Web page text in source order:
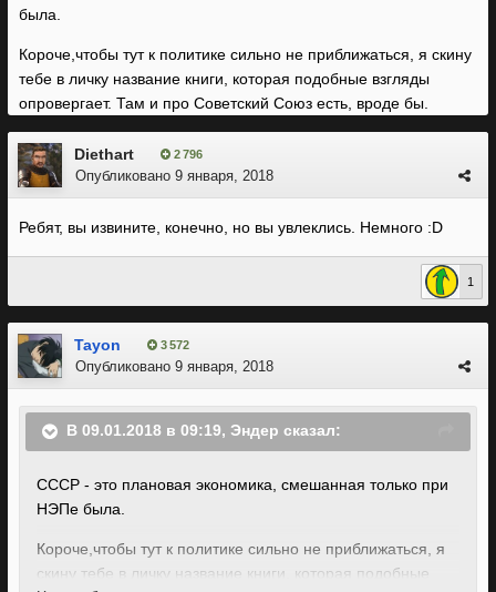
Да, конечно, потом эта самая смешанная экономика
определенном этапе (конкретно - когда гос-во в жопе и
всего едва хватает) она рулит, и рулит нехило. Новые
идеи она тормозит только в предпринимательской
сфере, Наука, если государство ее нормально курирует,
смешанной экономикой не замедляется.
Я не спорю, что там немало подводных камней, а когда
народ и государство достигают определенного уровня
негативном смысле), но считая ее вообще бесполезной
штукой, ты сильно ошибаешься. У нас тут исторический
пример есть, он не даст соврать.
была.
Короче,чтобы тут к политике сильно не приближаться, я скину
тебе в личку название книги, которая подобные взгляды
опровергает. Там и про Советский Союз есть, вроде бы.
Diethart 2 796
Опубликовано 9 января, 2018
Ребят, вы извините, конечно, но вы увлеклись. Немного :D
1
Tayon 3 572
Опубликовано 9 января, 2018
В 09.01.2018 в 09:19, Эндер сказал:
СССР - это плановая экономика, смешанная только при
НЭПе была.
Короче,чтобы тут к политике сильно не приближаться, я
скину тебе в личку название книги, которая подобные